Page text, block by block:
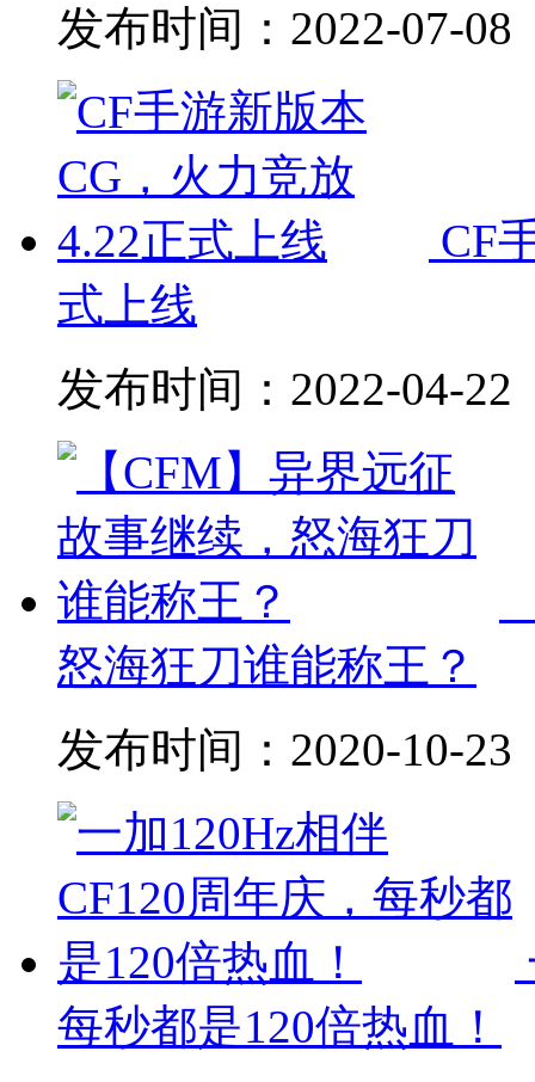
发布时间： 2022-07-08
CF
式上线
发布时间： 2022-04-22
怒海狂刀谁能称王？
发布时间： 2020-10-23
每秒都是120倍热血！